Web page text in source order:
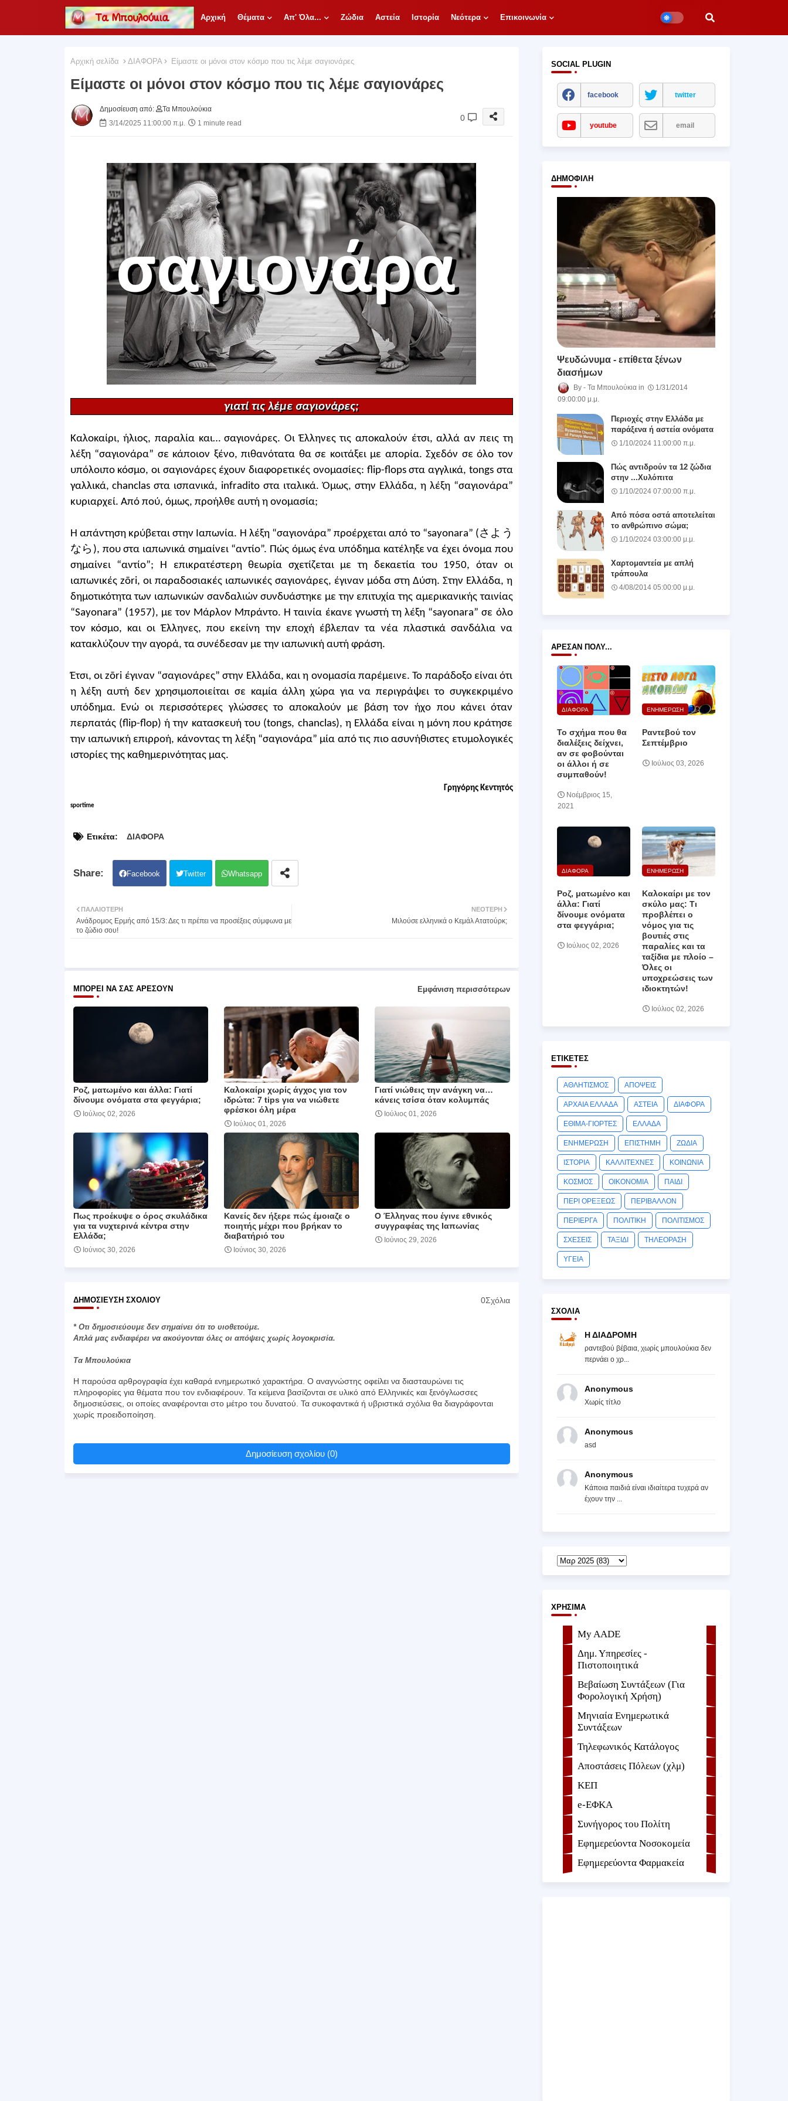
Αρχική Θέματα Απ' Όλα... Ζώδια Αστεία Ιστορία Νεότερα Επικοινωνία
Αρχική σελίδα ΔΙΑΦΟΡΑ Είμαστε οι μόνοι στον κόσμο που τις λέμε σαγιονάρες
Είμαστε οι μόνοι στον κόσμο που τις λέμε σαγιονάρες
Δημοσίευση από:
Τα Μπουλούκια
3/14/2025 11:00:00 π.μ.
1 minute read
0
γιατί τις λέμε σαγιονάρες;
Καλοκαίρι, ήλιος, παραλία και… σαγιονάρες. Οι Έλληνες τις αποκαλούν έτσι, αλλά αν πεις τη
λέξη “σαγιονάρα” σε κάποιον ξένο, πιθανότατα θα σε κοιτάξει με απορία. Σχεδόν σε όλο τον
υπόλοιπο κόσμο, οι σαγιονάρες έχουν διαφορετικές ονομασίες: flip-flops στα αγγλικά, tongs στα
γαλλικά, chanclas στα ισπανικά, infradito στα ιταλικά. Όμως, στην Ελλάδα, η λέξη “σαγιονάρα”
κυριαρχεί. Από πού, όμως, προήλθε αυτή η ονομασία;
Η απάντηση κρύβεται στην Ιαπωνία. Η λέξη “σαγιονάρα” προέρχεται από το “sayonara” (さよう
なら), που στα ιαπωνικά σημαίνει “αντίο”. Πώς όμως ένα υπόδημα κατέληξε να έχει όνομα που
σημαίνει “αντίο”; Η επικρατέστερη θεωρία σχετίζεται με τη δεκαετία του 1950, όταν οι
ιαπωνικές zōri, οι παραδοσιακές ιαπωνικές σαγιονάρες, έγιναν μόδα στη Δύση. Στην Ελλάδα, η
δημοτικότητα των ιαπωνικών σανδαλιών συνδυάστηκε με την επιτυχία της αμερικανικής ταινίας
“Sayonara” (1957), με τον Μάρλον Μπράντο. Η ταινία έκανε γνωστή τη λέξη “sayonara” σε όλο
τον κόσμο, και οι Έλληνες, που εκείνη την εποχή έβλεπαν τα νέα πλαστικά σανδάλια να
κατακλύζουν την αγορά, τα συνέδεσαν με την ιαπωνική αυτή φράση.
Έτσι, οι zōri έγιναν “σαγιονάρες” στην Ελλάδα, και η ονομασία παρέμεινε. Το παράδοξο είναι ότι
η λέξη αυτή δεν χρησιμοποιείται σε καμία άλλη χώρα για να περιγράψει το συγκεκριμένο
υπόδημα. Ενώ οι περισσότερες γλώσσες το αποκαλούν με βάση τον ήχο που κάνει όταν
περπατάς (flip-flop) ή την κατασκευή του (tongs, chanclas), η Ελλάδα είναι η μόνη που κράτησε
την ιαπωνική επιρροή, κάνοντας τη λέξη “σαγιονάρα” μία από τις πιο ασυνήθιστες ετυμολογικές
ιστορίες της καθημερινότητας μας.
Γρηγόρης Κεντητός
sportime
Ετικέτα: ΔΙΑΦΟΡΑ
Facebook Twitter Whatsapp
ΝΕΌΤΕΡΗ
Μιλούσε ελληνικά ο Κεμάλ Ατατούρκ;
ΠΑΛΑΙΌΤΕΡΗ
Ανάδρομος Ερμής από 15/3: Δες τι πρέπει να προσέξεις σύμφωνα με
το ζώδιο σου!
ΜΠΟΡΕΊ ΝΑ ΣΑΣ ΑΡΈΣΟΥΝ Εμφάνιση περισσότερων
Ροζ, ματωμένο και άλλα: Γιατί
δίνουμε ονόματα στα φεγγάρια;
Ιούλιος 02, 2026
Καλοκαίρι χωρίς άγχος για τον
ιδρώτα: 7 tips για να νιώθετε
φρέσκοι όλη μέρα
Ιούλιος 01, 2026
Γιατί νιώθεις την ανάγκη να…
κάνεις τσίσα όταν κολυμπάς
Ιούλιος 01, 2026
Πως προέκυψε ο όρος σκυλάδικα
για τα νυχτερινά κέντρα στην
Ελλάδα;
Ιούνιος 30, 2026
Κανείς δεν ήξερε πώς έμοιαζε ο
ποιητής μέχρι που βρήκαν το
διαβατήριό του
Ιούνιος 30, 2026
Ο Έλληνας που έγινε εθνικός
συγγραφέας της Ιαπωνίας
Ιούνιος 29, 2026
ΔΗΜΟΣΊΕΥΣΗ ΣΧΟΛΊΟΥ 0Σχόλια
* Οτι δημοσιεύουμε δεν σημαίνει ότι το υιοθετούμε.
Απλά μας ενδιαφέρει να ακούγονται όλες οι απόψεις χωρίς λογοκρισία.
Τα Μπουλούκια
Η παρούσα αρθρογραφία έχει καθαρά ενημερωτικό χαρακτήρα. Ο αναγνώστης οφείλει να διασταυρώνει τις
πληροφορίες για θέματα που τον ενδιαφέρουν. Τα κείμενα βασίζονται σε υλικό από Ελληνικές και ξενόγλωσσες
δημοσιεύσεις, οι οποίες αναφέρονται στο μέτρο του δυνατού. Τα συκοφαντικά ή υβριστικά σχόλια θα διαγράφονται
χωρίς προειδοποίηση.
Δημοσίευση σχολίου (0)
SOCIAL PLUGIN
facebook twitter
youtube email
ΔΗΜΟΦΙΛΉ
Ψευδώνυμα - επίθετα ξένων
διασήμων
Τα Μπουλούκια
1/31/2014
09:00:00 μ.μ.
Περιοχές στην Ελλάδα με
παράξενα ή αστεία ονόματα
1/10/2024 11:00:00 π.μ.
Πώς αντιδρούν τα 12 ζώδια
στην ...Χυλόπιτα
1/10/2024 07:00:00 π.μ.
Από πόσα οστά αποτελείται
το ανθρώπινο σώμα;
1/10/2024 03:00:00 μ.μ.
Χαρτομαντεία με απλή
τράπουλα
4/08/2014 05:00:00 μ.μ.
ΆΡΕΣΑΝ ΠΟΛΎ...
ΔΙΑΦΟΡΑ
Το σχήμα που θα
διαλέξεις δείχνει,
αν σε φοβούνται
οι άλλοι ή σε
συμπαθούν!
Νοέμβριος 15,
2021
ΕΝΗΜΕΡΩΣΗ
Ραντεβού τον
Σεπτέμβριο
Ιούλιος 03, 2026
ΔΙΑΦΟΡΑ
Ροζ, ματωμένο και
άλλα: Γιατί
δίνουμε ονόματα
στα φεγγάρια;
Ιούλιος 02, 2026
ΕΝΗΜΕΡΩΣΗ
Καλοκαίρι με τον
σκύλο μας: Τι
προβλέπει ο
νόμος για τις
βουτιές στις
παραλίες και τα
ταξίδια με πλοίο –
Όλες οι
υποχρεώσεις των
ιδιοκτητών!
Ιούλιος 02, 2026
ΕΤΙΚΈΤΕΣ
ΑΘΛΗΤΙΣΜΟΣ ΑΠΟΨΕΙΣ
ΑΡΧΑΙΑ ΕΛΛΑΔΑ ΑΣΤΕΙΑ ΔΙΑΦΟΡΑ
ΕΘΙΜΑ-ΓΙΟΡΤΕΣ ΕΛΛΑΔΑ
ΕΝΗΜΕΡΩΣΗ ΕΠΙΣΤΗΜΗ ΖΩΔΙΑ
ΙΣΤΟΡΙΑ ΚΑΛΛΙΤΕΧΝΕΣ ΚΟΙΝΩΝΙΑ
ΚΟΣΜΟΣ ΟΙΚΟΝΟΜΙΑ ΠΑΙΔΙ
ΠΕΡΙ ΟΡΕΞΕΩΣ ΠΕΡΙΒΑΛΛΟΝ
ΠΕΡΙΕΡΓΑ ΠΟΛΙΤΙΚΗ ΠΟΛΙΤΙΣΜΟΣ
ΣΧΕΣΕΙΣ ΤΑΞΙΔΙ ΤΗΛΕΟΡΑΣΗ
ΥΓΕΙΑ
ΣΧΌΛΙΑ
Η ΔΙΑΔΡΟΜΗ
ραντεβού βέβαια, χωρίς μπουλούκια δεν
περνάει ο χρ...
Anonymous
Χωρίς τίτλο
Anonymous
asd
Anonymous
Κάποια παιδιά είναι ιδιαίτερα τυχερά αν
έχουν την ...
ΧΡΉΣΙΜΑ
My AADE
Δημ. Υπηρεσίες -
Πιστοποιητικά
Βεβαίωση Συντάξεων (Για
Φορολογική Χρήση)
Μηνιαία Ενημερωτικά
Συντάξεων
Τηλεφωνικός Κατάλογος
Αποστάσεις Πόλεων (χλμ)
ΚΕΠ
e-ΕΦKA
Συνήγορος του Πολίτη
Εφημερεύοντα Νοσοκομεία
Εφημερεύοντα Φαρμακεία